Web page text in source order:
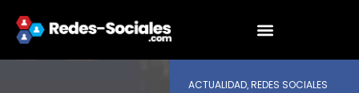
ACTUALIDAD, REDES SOCIALES